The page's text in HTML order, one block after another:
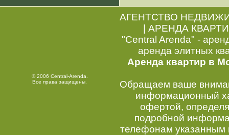
© 2006 Central-Arenda.
Все права защищены.
АГЕНТСТВО
|АРЕНДА
"Central Arenda" -
аренда элитных
Аренда квартир в
Обращаем ваше
информационный
офертой,
подробной
телефонам указанным